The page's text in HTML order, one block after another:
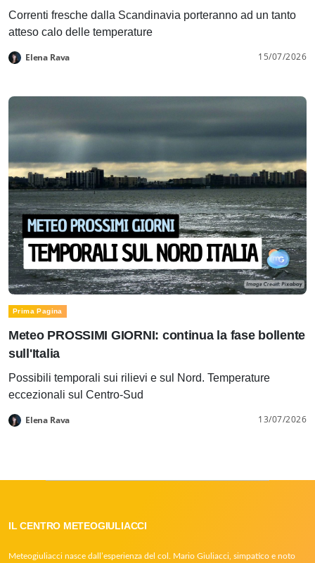
Correnti fresche dalla Scandinavia porteranno ad un tanto
atteso calo delle temperature
Elena Rava 15/07/2026
Prima Pagina
Meteo PROSSIMI GIORNI: continua la fase bollente
sull'Italia
Possibili temporali sui rilievi e sul Nord. Temperature
eccezionali sul Centro-Sud
Elena Rava 13/07/2026
IL CENTRO METEOGIULIACCI
Meteogiuliacci nasce dall’esperienza del col. Mario Giuliacci, simpatico e noto